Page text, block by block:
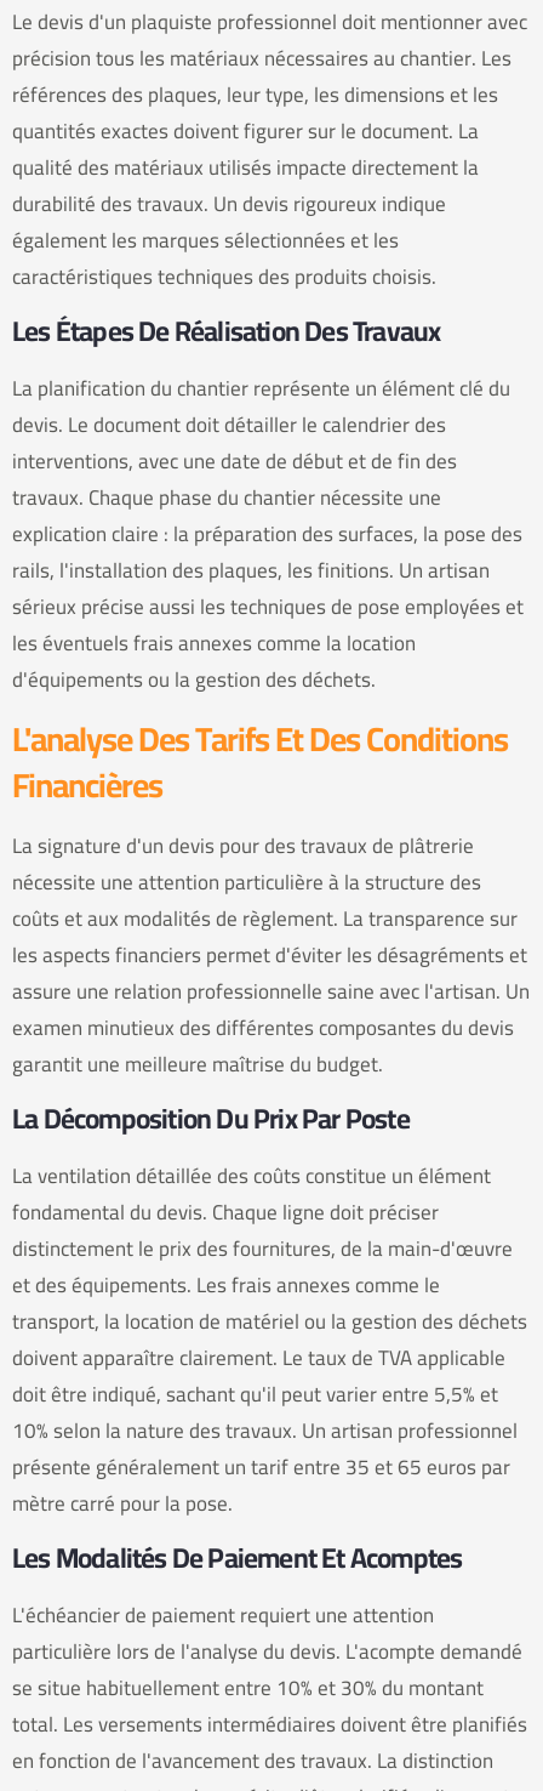
Le devis d'un plaquiste professionnel doit mentionner avec
précision tous les matériaux nécessaires au chantier. Les
références des plaques, leur type, les dimensions et les
quantités exactes doivent figurer sur le document. La
qualité des matériaux utilisés impacte directement la
durabilité des travaux. Un devis rigoureux indique
également les marques sélectionnées et les
caractéristiques techniques des produits choisis.
Les Étapes De Réalisation Des Travaux
La planification du chantier représente un élément clé du
devis. Le document doit détailler le calendrier des
interventions, avec une date de début et de fin des
travaux. Chaque phase du chantier nécessite une
explication claire : la préparation des surfaces, la pose des
rails, l'installation des plaques, les finitions. Un artisan
sérieux précise aussi les techniques de pose employées et
les éventuels frais annexes comme la location
d'équipements ou la gestion des déchets.
L'analyse Des Tarifs Et Des Conditions
Financières
La signature d'un devis pour des travaux de plâtrerie
nécessite une attention particulière à la structure des
coûts et aux modalités de règlement. La transparence sur
les aspects financiers permet d'éviter les désagréments et
assure une relation professionnelle saine avec l'artisan. Un
examen minutieux des différentes composantes du devis
garantit une meilleure maîtrise du budget.
La Décomposition Du Prix Par Poste
La ventilation détaillée des coûts constitue un élément
fondamental du devis. Chaque ligne doit préciser
distinctement le prix des fournitures, de la main-d'œuvre
et des équipements. Les frais annexes comme le
transport, la location de matériel ou la gestion des déchets
doivent apparaître clairement. Le taux de TVA applicable
doit être indiqué, sachant qu'il peut varier entre 5,5% et
10% selon la nature des travaux. Un artisan professionnel
présente généralement un tarif entre 35 et 65 euros par
mètre carré pour la pose.
Les Modalités De Paiement Et Acomptes
L'échéancier de paiement requiert une attention
particulière lors de l'analyse du devis. L'acompte demandé
se situe habituellement entre 10% et 30% du montant
total. Les versements intermédiaires doivent être planifiés
en fonction de l'avancement des travaux. La distinction